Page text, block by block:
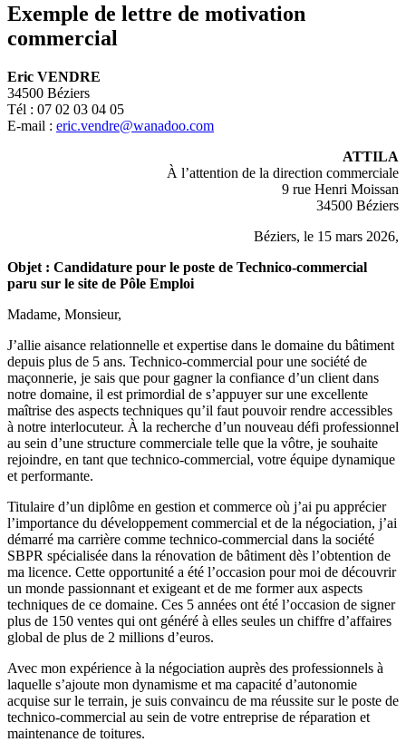
Exemple de lettre de motivation
commercial
Eric VENDRE
34500 Béziers
Tél : 07 02 03 04 05
E-mail : eric.vendre@wanadoo.com
ATTILA
À l’attention de la direction commerciale
9 rue Henri Moissan
34500 Béziers
Béziers, le 15 mars 2026,
Objet : Candidature pour le poste de Technico-commercial
paru sur le site de Pôle Emploi
Madame, Monsieur,
J’allie aisance relationnelle et expertise dans le domaine du bâtiment
depuis plus de 5 ans. Technico-commercial pour une société de
maçonnerie, je sais que pour gagner la confiance d’un client dans
notre domaine, il est primordial de s’appuyer sur une excellente
maîtrise des aspects techniques qu’il faut pouvoir rendre accessibles
à notre interlocuteur. À la recherche d’un nouveau défi professionnel
au sein d’une structure commerciale telle que la vôtre, je souhaite
rejoindre, en tant que technico-commercial, votre équipe dynamique
et performante.
Titulaire d’un diplôme en gestion et commerce où j’ai pu apprécier
l’importance du développement commercial et de la négociation, j’ai
démarré ma carrière comme technico-commercial dans la société
SBPR spécialisée dans la rénovation de bâtiment dès l’obtention de
ma licence. Cette opportunité a été l’occasion pour moi de découvrir
un monde passionnant et exigeant et de me former aux aspects
techniques de ce domaine. Ces 5 années ont été l’occasion de signer
plus de 150 ventes qui ont généré à elles seules un chiffre d’affaires
global de plus de 2 millions d’euros.
Avec mon expérience à la négociation auprès des professionnels à
laquelle s’ajoute mon dynamisme et ma capacité d’autonomie
acquise sur le terrain, je suis convaincu de ma réussite sur le poste de
technico-commercial au sein de votre entreprise de réparation et
maintenance de toitures.